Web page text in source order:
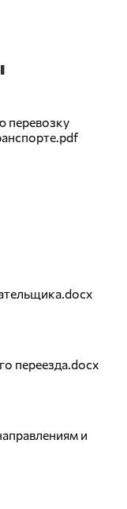
перевозку
переезда.docx
и